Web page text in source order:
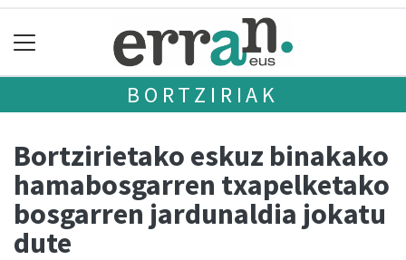
BORTZIRIAK
Bortzirietako eskuz binakako
hamabosgarren txapelketako
bosgarren jardunaldia jokatu
dute